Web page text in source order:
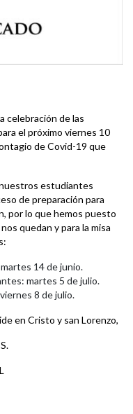
celebración de las
el próximo viernes 10
de Covid-19 que
estudiantes
de preparación para
por lo que hemos puesto
quedan y para la misa
14 de junio.
martes 5 de julio.
8 de julio.
en Cristo y san Lorenzo,